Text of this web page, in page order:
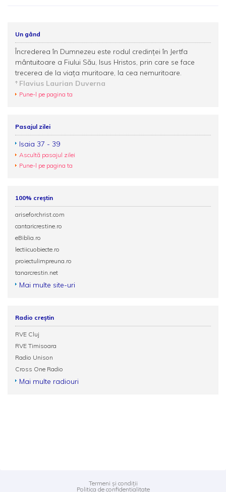
Un gând
Încrederea în Dumnezeu este rodul credinţei în Jertfa
mântuitoare a Fiului Său, Isus Hristos, prin care se face
trecerea de la viaţa muritoare, la cea nemuritoare.
Flavius Laurian Duverna
Pune-l pe pagina ta
Pasajul zilei
Isaia 37 - 39
Ascultă pasajul zilei
Pune-l pe pagina ta
100% creștin
ariseforchrist.com
cantaricrestine.ro
eBiblia.ro
lectiicuobiecte.ro
proiectulimpreuna.ro
tanarcrestin.net
Mai multe site-uri
Radio creștin
RVE Cluj
RVE Timisoara
Radio Unison
Cross One Radio
Mai multe radiouri
Termeni și condiții
Politica de confidențialitate